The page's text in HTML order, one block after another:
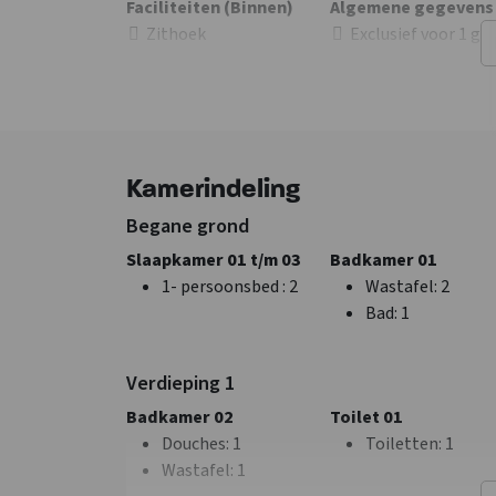
Faciliteiten (Binnen)
Zithoek
Algemene gegevens
Exclusief voor 1
Keuken
Vloer keuken
Slaapkamer
Kamerindeling
Begane grond
Slaapkamer 01 t/m 03
1- persoonsbed : 2
Badkamer 01
Wastafel: 2
Bad: 1
Verdieping 1
Badkamer 02
Douches: 1
Wastafel: 1
Toilet 01
Toiletten: 1